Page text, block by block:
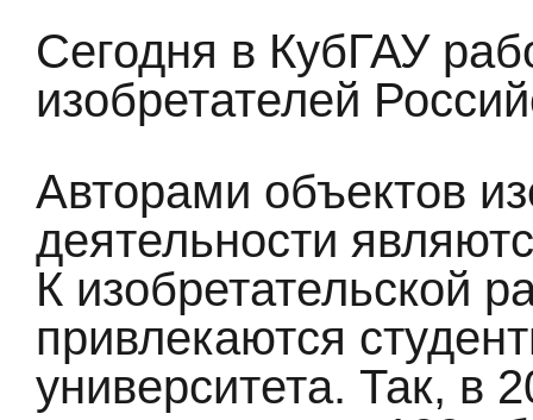
Сегодня в КубГАУ
изобретателей
Авторами объектов
деятельности
К изобретательской
привлекаются
университета. Так, в